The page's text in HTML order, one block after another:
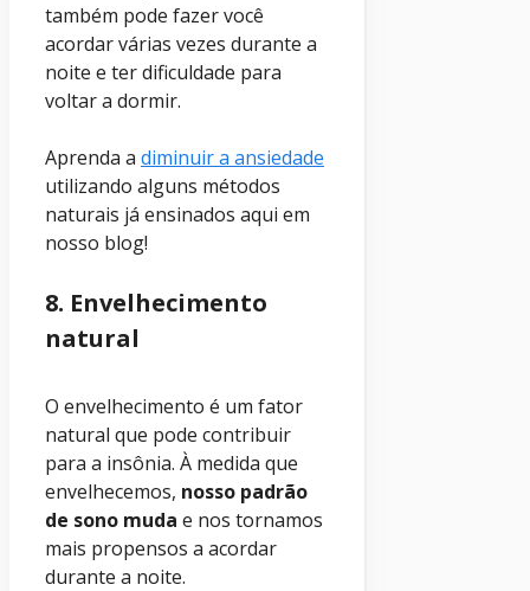
também pode fazer você
acordar várias vezes durante a
noite e ter dificuldade para
voltar a dormir.
Aprenda a diminuir a ansiedade
utilizando alguns métodos
naturais já ensinados aqui em
nosso blog!
8. Envelhecimento
natural
O envelhecimento é um fator
natural que pode contribuir
para a insônia. À medida que
envelhecemos, nosso padrão
de sono muda e nos tornamos
mais propensos a acordar
durante a noite.